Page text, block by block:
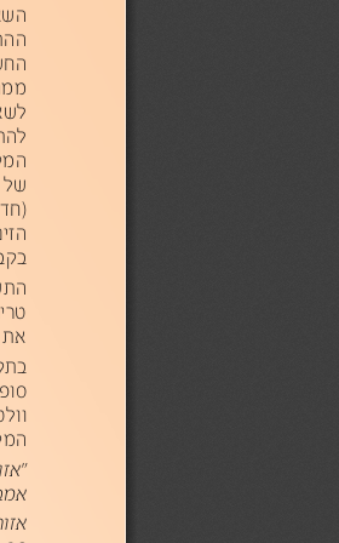
) ידח
ט(לוו
אמבטיה, או תא מקלחת במתקן ביתי.